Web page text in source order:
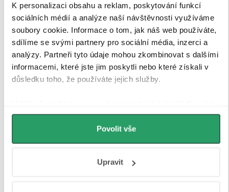
K personalizaci obsahu a reklam, poskytování funkcí
sociálních médií a analýze naší návštěvnosti využíváme
soubory cookie. Informace o tom, jak náš web používáte,
sdílíme se svými partnery pro sociální média, inzerci a
analýzy. Partneři tyto údaje mohou zkombinovat s dalšími
informacemi, které jste jim poskytli nebo které získali v
důsledku toho, že používáte jejich služby.
můžeme používat cookies pro analytiku a
personalizovanou reklamu. Jak Google zpracovává
osobní údaje najdete na stránkách
Povolit vše
Upravit
Tvrzené bezpečností sklo
Sprchové kouty a zástěny CERANO jsou vybaveny